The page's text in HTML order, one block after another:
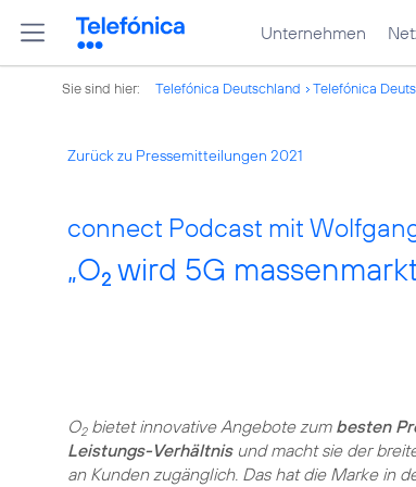
Unternehmen
Sie sind hier: Telefónica Deutschland Telefónica
Zurück zu Pressemitteilungen 2021
connect Podcast mit
„O2 wird 5G
O2bietet innovative Angebote zum besten
Leistungs-Verhältnisund macht sie der
an Kunden zugänglich. Das hat die Marke in